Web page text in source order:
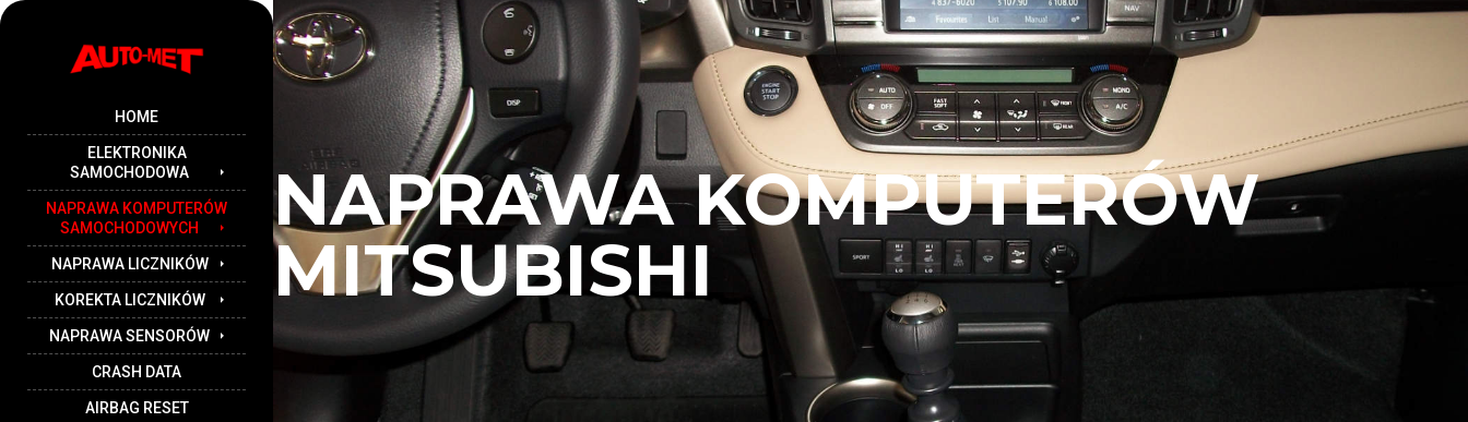
HOME
ELEKTRONIKA
SAMOCHODOWA
NAPRAWA KOMPUTERÓW
SAMOCHODOWYCH
NAPRAWA LICZNIKÓW
KOREKTA LICZNIKÓW
NAPRAWA SENSORÓW
CRASH DATA
AIRBAG RESET
NAPRAWA KOMPUTERÓW
MITSUBISHI